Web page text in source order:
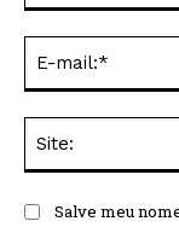
Salve meu